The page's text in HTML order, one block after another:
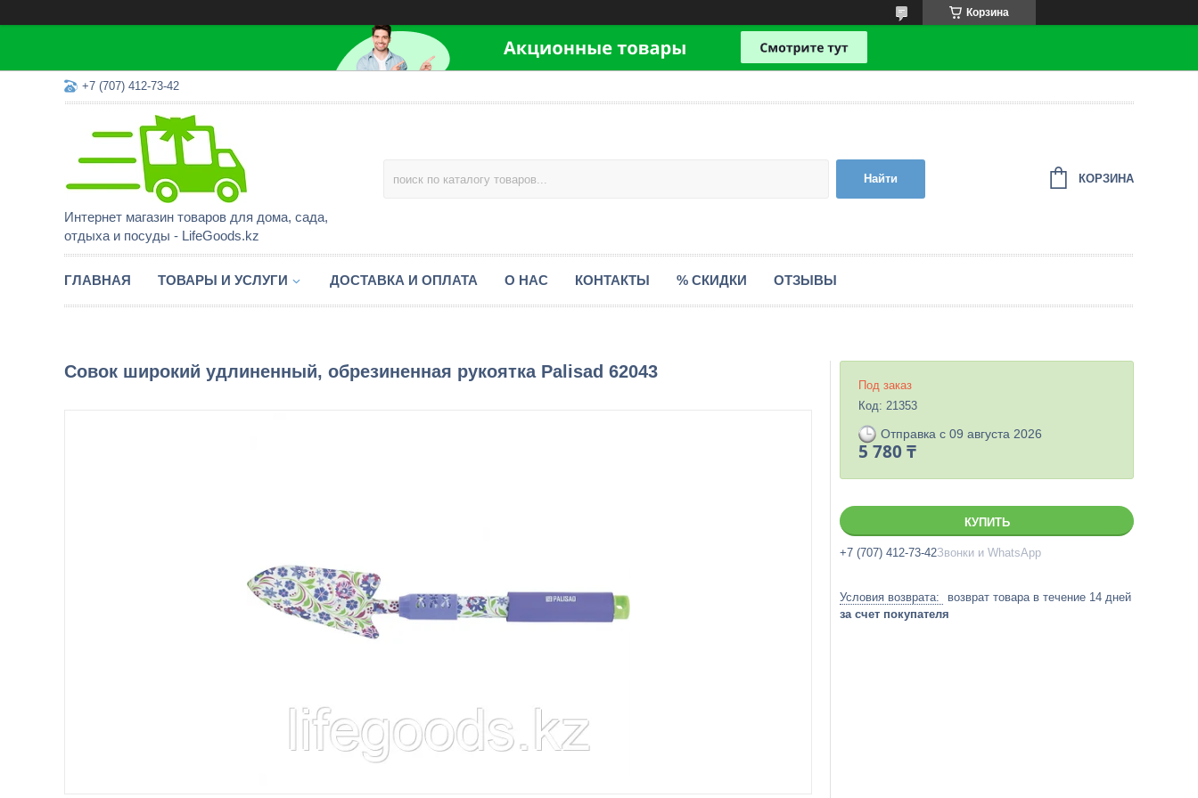
Корзина
+7 (707) 412-73-42
Интернет магазин товаров для дома, сада,
отдыха и посуды - LifeGoods.kz
Найти КОРЗИНА
ГЛАВНАЯ ТОВАРЫ И УСЛУГИ ДОСТАВКА И ОПЛАТА О НАС КОНТАКТЫ % СКИДКИ ОТЗЫВЫ
Совок широкий удлиненный, обрезиненная рукоятка Palisad 62043
Под заказ
Код: 21353
Отправка с 09 августа 2026
5 780 ₸
КУПИТЬ
+7 (707) 412-73-42Звонки и WhatsApp
возврат товара в течение 14 дней
за счет покупателя